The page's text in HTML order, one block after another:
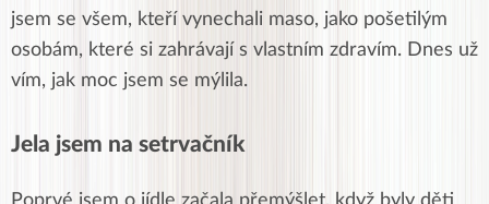
jsem se všem, kteří vynechali maso, jako pošetilým
osobám, které si zahrávají s vlastním zdravím. Dnes už
vím, jak moc jsem se mýlila.
Jela jsem na setrvačník